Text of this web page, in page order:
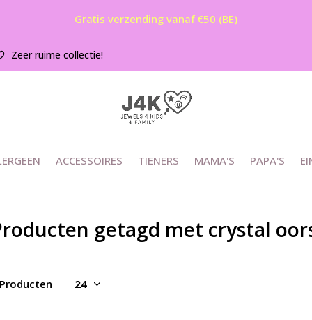
ACCESSOIRES TIENERS MAMA'S PAPA'S
Zeer ruime collectie!
Gratis verzending vanaf €50 (BE)
getagd met crystal